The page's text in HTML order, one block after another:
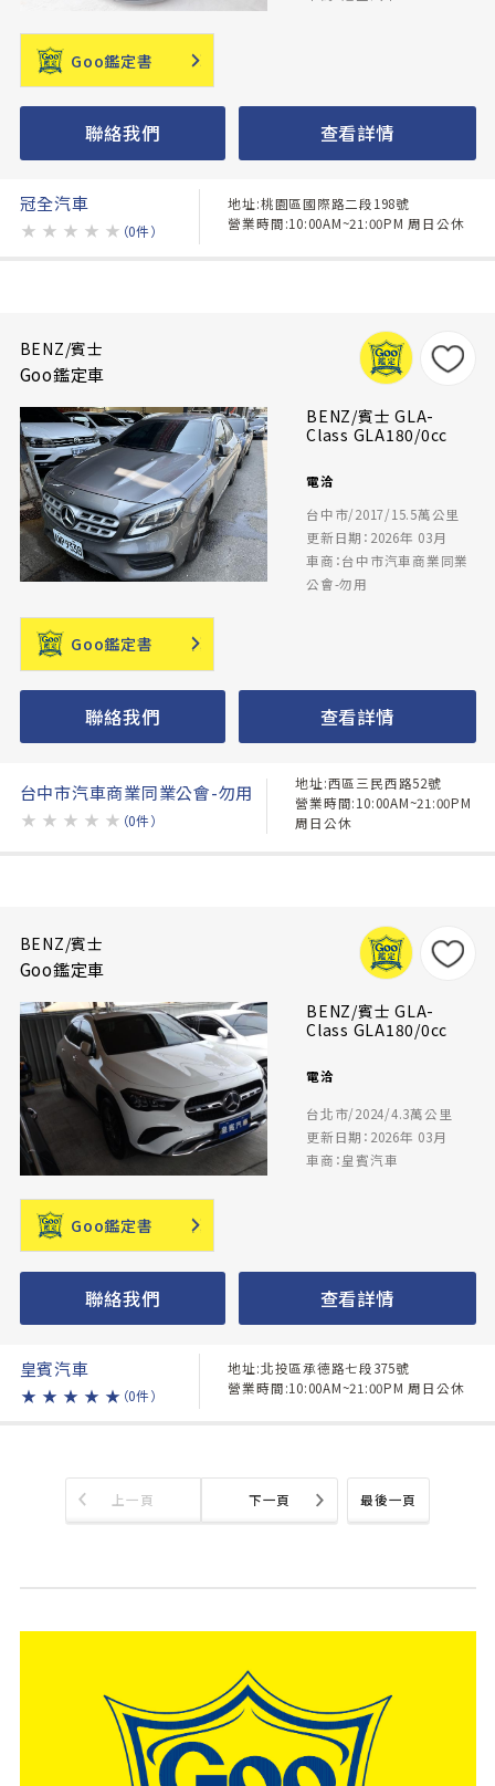
Goo鑑定書
聯絡我們 查看詳情
冠全汽車
★ ★ ★ ★ ★ （0件）
地址:桃園區國際路二段198號
營業時間:10:00AM~21:00PM 周日公休
BENZ/賓士
Goo鑑定車
BENZ/賓士 GLA-
Class GLA180/0cc
電洽
台中市/2017/15.5萬公里
更新日期：2026年 03月
車商：台中市汽車商業同業
公會-勿用
Goo鑑定書
聯絡我們 查看詳情
台中市汽車商業同業公會-勿用
★ ★ ★ ★ ★ （0件）
地址:西區三民西路52號
營業時間:10:00AM~21:00PM
周日公休
BENZ/賓士
Goo鑑定車
BENZ/賓士 GLA-
Class GLA180/0cc
電洽
台北市/2024/4.3萬公里
更新日期：2026年 03月
車商：皇賓汽車
Goo鑑定書
聯絡我們 查看詳情
皇賓汽車
★ ★ ★ ★ ★ （0件）
地址:北投區承德路七段375號
營業時間:10:00AM~21:00PM 周日公休
最後一頁
上一頁 下一頁